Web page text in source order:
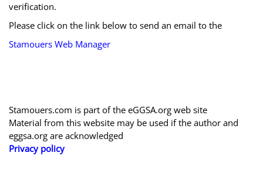
verification.
Please click on the link below to send an email to the
Stamouers Web Manager
Stamouers.com is part of the eGGSA.org web site
Material from this website may be used if the author and
eggsa.org are acknowledged
Privacy policy